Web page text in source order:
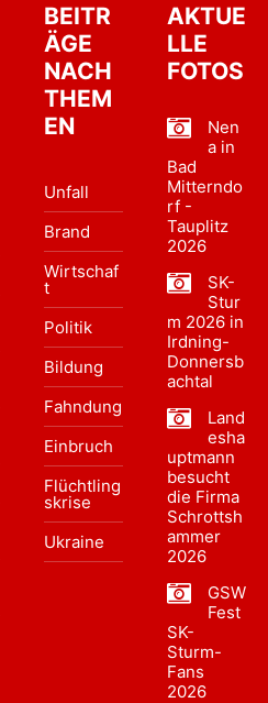
BEITR
ÄGE
NACH
THEM
EN
Unfall
Brand
Wirtschaf
t
Politik
Bildung
Fahndung
Einbruch
Flüchtling
skrise
Ukraine
AKTUE
LLE
FOTOS
Nen
a in
Bad
Mitterndo
rf -
Tauplitz
2026
SK-
Stur
m 2026 in
Irdning-
Donnersb
achtal
Land
esha
uptmann
besucht
die Firma
Schrottsh
ammer
2026
GSW
Fest
SK-
Sturm-
Fans
2026